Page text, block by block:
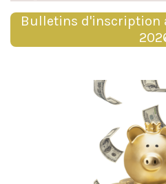
Bulletins d'inscription